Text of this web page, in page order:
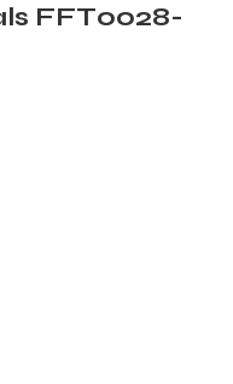
FFT0028-